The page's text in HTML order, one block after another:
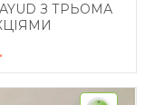
З ТРЬОМА